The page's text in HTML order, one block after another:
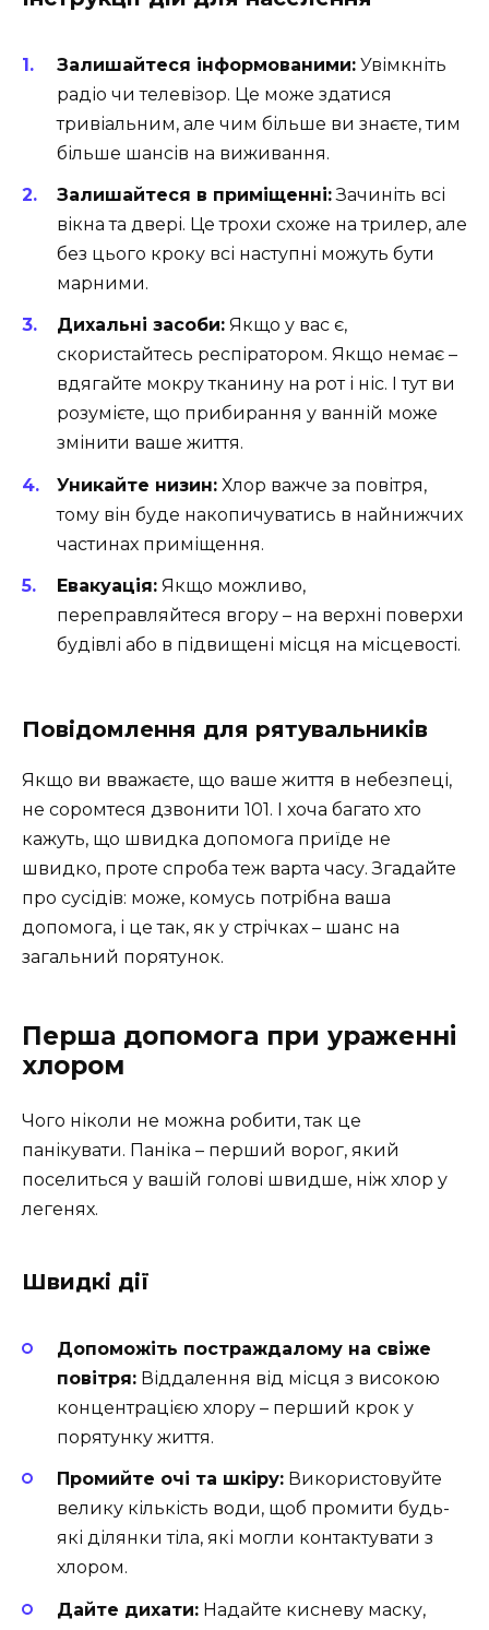
Залишайтеся інформованими: Увімкніть
радіо чи телевізор. Це може здатися
тривіальним, але чим більше ви знаєте, тим
більше шансів на виживання.
Залишайтеся в приміщенні:Зачиніть всі
вікна та двері. Це трохи схоже на трилер, але
без цього кроку всі наступні можуть бути
марними.
Дихальні засоби: Якщо у вас є,
скористайтесь респіратором. Якщо немає –
вдягайте мокру тканину на рот і ніс. І тут ви
розумієте, що прибирання у ванній може
змінити ваше життя.
Уникайте низин: Хлор важче за повітря,
тому він буде накопичуватись в найнижчих
частинах приміщення.
Евакуація: Якщо можливо,
переправляйтеся вгору – на верхні поверхи
будівлі або в підвищені місця на місцевості.
Повідомлення для рятувальників
Якщо ви вважаєте, що ваше життя в небезпеці,
не соромтеся дзвонити 101. І хоча багато хто
кажуть, що швидка допомога приїде не
швидко, проте спроба теж варта часу. Згадайте
про сусідів: може, комусь потрібна ваша
допомога, і це так, як у стрічках – шанс на
загальний порятунок.
Перша допомога при ураженні
хлором
Чого ніколи не можна робити, так це
панікувати. Паніка – перший ворог, який
поселиться у вашій голові швидше, ніж хлор у
легенях.
Швидкі дії
Допоможіть постраждалому на свіже
повітря: Віддалення від місця з високою
концентрацією хлору – перший крок у
порятунку життя.
Промийте очі та шкіру: Використовуйте
велику кількість води, щоб промити будь-
які ділянки тіла, які могли контактувати з
хлором.
Дайте дихати: Надайте кисневу маску,